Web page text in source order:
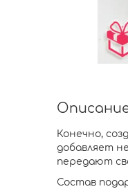
Конечно,
добавляет
передают
Состав